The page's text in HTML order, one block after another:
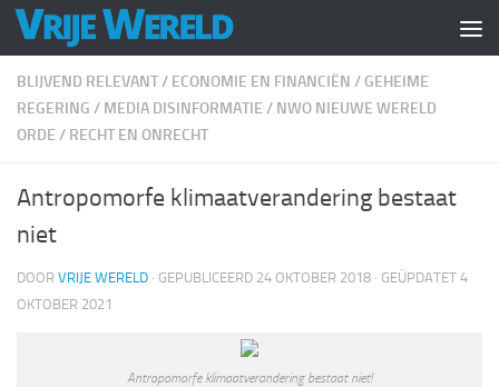
Doorgaan naar inhoud
BLIJVEND RELEVANT/ ECONOMIE EN FINANCIËN / GEHEIME
REGERING / MEDIA DISINFORMATIE / NWO NIEUWE WERELD
ORDE / RECHT EN ONRECHT
Antropomorfe klimaatverandering bestaat
niet
DOOR VRIJE WERELD · GEPUBLICEERD 24 OKTOBER 2018 · GEÜPDATET 4
OKTOBER 2021
Antropomorfe klimaatverandering bestaat niet!